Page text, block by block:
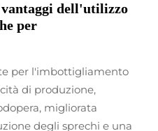
dell'utilizzo
per
per l'imbottigliamento
di produzione,
migliorata
degli sprechi e una